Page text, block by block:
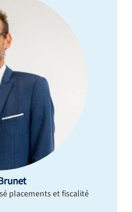
placements et fiscalité